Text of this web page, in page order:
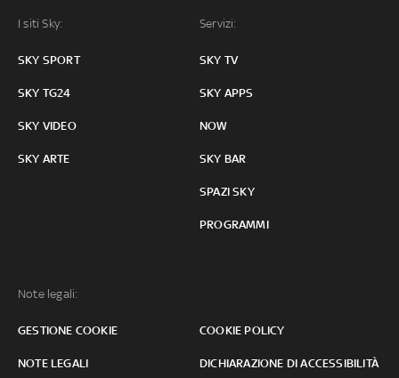
I siti Sky:
SKY SPORT
SKY TG24
SKY VIDEO
SKY ARTE
Servizi:
SKY TV
SKY APPS
NOW
SKY BAR
SPAZI SKY
PROGRAMMI
Note legali:
GESTIONE COOKIE COOKIE POLICY
NOTE LEGALI DICHIARAZIONE DI ACCESSIBILITÀ